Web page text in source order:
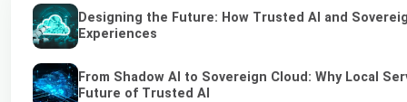
Designing the Future: How Trusted AI and
Experiences
From Shadow AI to Sovereign Cloud: Why Local
Future of Trusted AI